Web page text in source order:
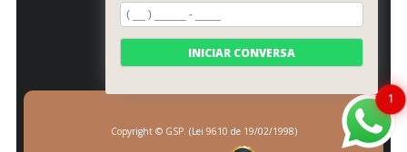
Categorias
Contato
Mapa do site
Copyright © GSP. (Lei 9610 de 19/02/1998)
1
INICIAR CONVERSA